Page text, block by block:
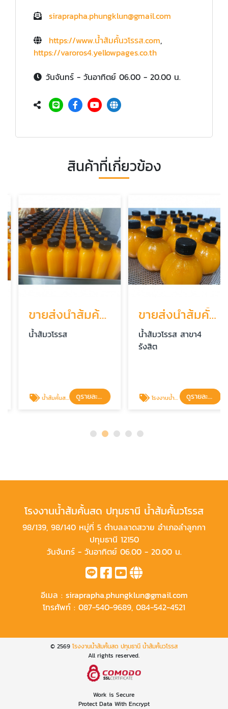
siraprapha.phungklun@gmail.com
https://www.น้ำส้มคั้นวโรรส.com,
https://varoros4.yellowpages.co.th
วันจันทร์ - วันอาทิตย์ 06.00 - 20.00 น.
สินค้าที่เกี่ยวข้อง
ขายส่งน้ำส้มค้นราคาไม่แพง
น้ำส้มวโรรส
น้ำส้มคั้นสดบรรจุขวด ปทุมธานี ดูรายละเอียด
ขายส่งน้ำส้มคั้นสด ปทุมธานี
น้ำส้มวโรรส สาขา4
รังสิต
โรงงานน้ำส้มคั้นสดพร้อมส่ง ดูรายละเอียด
โรงงานน้ำส้มคั้นสด ปทุมธานี น้ำส้มคั้นวโรรส
98/139, 98/140 หมู่ที่ 5 ตำบลลาดสวาย อำเภอลำลูกกา
ปทุมธานี 12150
วันจันทร์ - วันอาทิตย์ 06.00 - 20.00 น.
อีเมล : siraprapha.phungklun@gmail.com
โทรศัพท์ : 087-540-9689, 084-542-4521
© 2569 โรงงานน้ำส้มคั้นสด ปทุมธานี น้ำส้มคั้นวโรรส
All rights reserved.
Work is Secure
Protect Data With Encrypt